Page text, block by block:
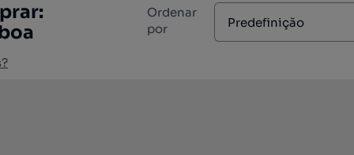
Ordenar
por
Predefinição